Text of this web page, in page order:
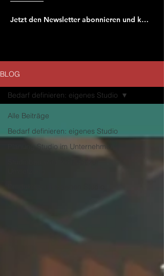
Jetzt den Newsletter abonnieren und keinen neuen Beitrag verpassen!
BLOG
Alle Beiträge
Bedarf definieren: eigenes Studio
Planung Studio im Unternehmen
Bedarf definieren: eigenes Studio